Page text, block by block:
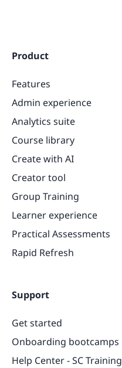
Product
Features
Admin experience
Analytics suite
Course library
Create with AI
Creator tool
Group Training
Learner experience
Practical Assessments
Rapid Refresh
Support
Get started
Onboarding bootcamps
Help Center - SC Training